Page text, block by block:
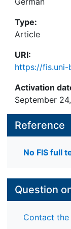
Type:
Article
URI:
https://fis.uni-
Activation
September
Reference
No FIS full
Question
Contact the